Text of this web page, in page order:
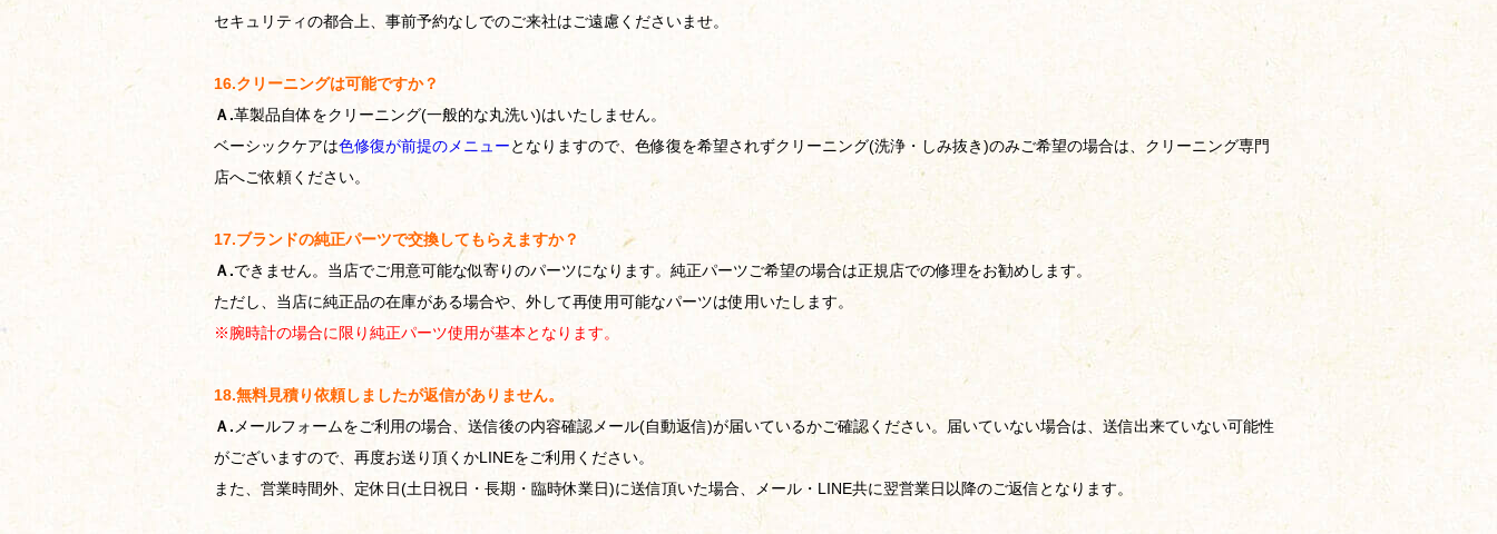
セキュリティの都合上、事前予約なしでのご来社はご遠慮くださいませ。
16.クリーニングは可能ですか？
Ａ.革製品自体をクリーニング(一般的な丸洗い)はいたしません。
ベーシックケアは色修復が前提のメニューとなりますので、色修復を希望されずクリーニング(洗浄・しみ抜き)のみご希望の場合は、クリーニング専門
店へご依頼ください。
17.ブランドの純正パーツで交換してもらえますか？
Ａ.できません。当店でご用意可能な似寄りのパーツになります。純正パーツご希望の場合は正規店での修理をお勧めします。
ただし、当店に純正品の在庫がある場合や、外して再使用可能なパーツは使用いたします。
※腕時計の場合に限り純正パーツ使用が基本となります。
18.無料見積り依頼しましたが返信がありません。
Ａ. メールフォームをご利用の場合、送信後の内容確認メール(自動返信)が届いているかご確認ください。
届いていない場合は、送信出来ていない可能性
がございますので、再度お送り頂くかLINEをご利用ください。
また、営業時間外、定休日(土日祝日・長期・臨時休業日)に送信頂いた場合、メール・LINE共に翌営業日以降のご返信となります。